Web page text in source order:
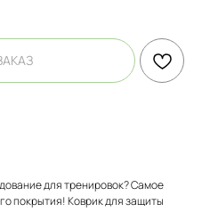
для тренировок? Самое
покрытия! Коврик для защиты